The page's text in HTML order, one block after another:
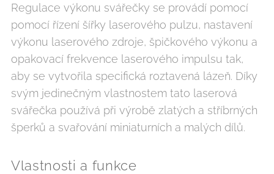
Regulace výkonu svářečky se provádí pomocí
pomocí řízení šířky laserového pulzu, nastavení
výkonu laserového zdroje, špičkového výkonu a
opakovací frekvence laserového impulsu tak,
aby se vytvořila specifická roztavená lázeň. Díky
svým jedinečným vlastnostem tato laserová
svářečka používá při výrobě zlatých a stříbrných
šperků a svařování miniaturních a malých dílů.
Vlastnosti a funkce